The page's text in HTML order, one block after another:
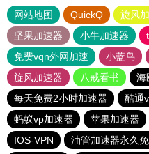
网站地图 QuickQ 旋风
坚果加速器
小牛加速器
免费vqn外网加速
小蓝鸟
旋风加速器
八戒看书 海
每天免费2小时加速器
酷通
蚂蚁vp加速器
苹果加速器
IOS-VPN
油管加速器永久